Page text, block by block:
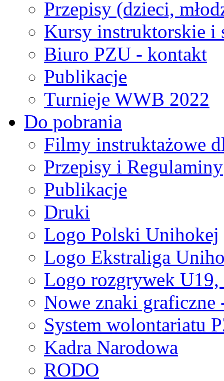
Przepisy (dzieci,
Kursy instruktorskie i
Biuro PZU - kontakt
Publikacje
Turnieje WWB 2022
Do pobrania
Filmy instruktażowe
Przepisy i Regulaminy
Publikacje
Druki
Logo Polski Unihokej
Logo Ekstraliga
Logo rozgrywek
Nowe znaki graficzne
System wolontariatu
Kadra Narodowa
RODO